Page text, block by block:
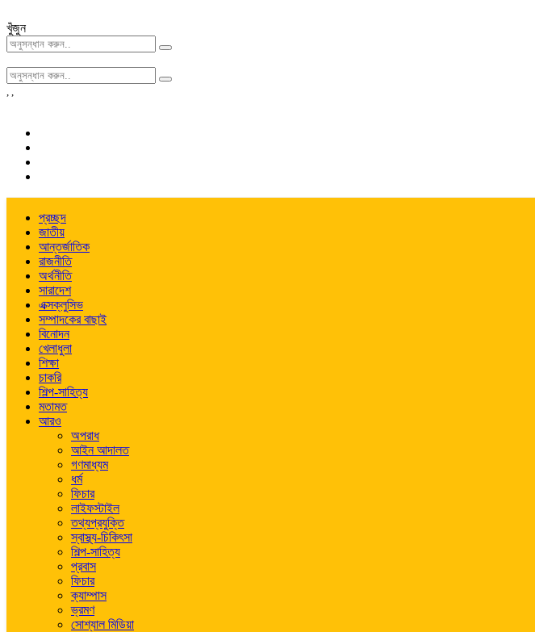
খুঁজুন
, ,
প্রচ্ছদ
জাতীয়
আন্তর্জাতিক
রাজনীতি
অর্থনীতি
সারাদেশ
এক্সক্লুসিভ
সম্পাদকের বাছাই
বিনোদন
খেলাধুলা
শিক্ষা
চাকরি
শিল্প-সাহিত্য
মতামত
আরও
অপরাধ
আইন আদালত
গণমাধ্যম
ধর্ম
ফিচার
লাইফস্টাইল
তথ্যপ্রযুক্তি
স্বাস্থ্য-চিকিৎসা
শিল্প-সাহিত্য
প্রবাস
ফিচার
ক্যাম্পাস
ভ্রমণ
সোশ্যাল মিডিয়া